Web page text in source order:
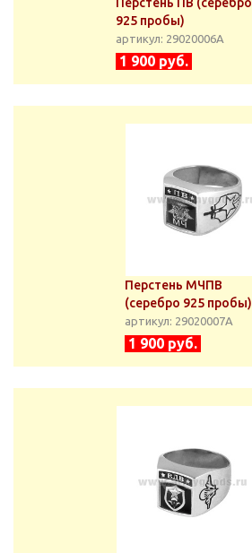
925 пробы)
артикул: 29020006А
1 900 руб.
Перстень МЧПВ
(серебро 925 пробы)
артикул: 29020007А
1 900 руб.